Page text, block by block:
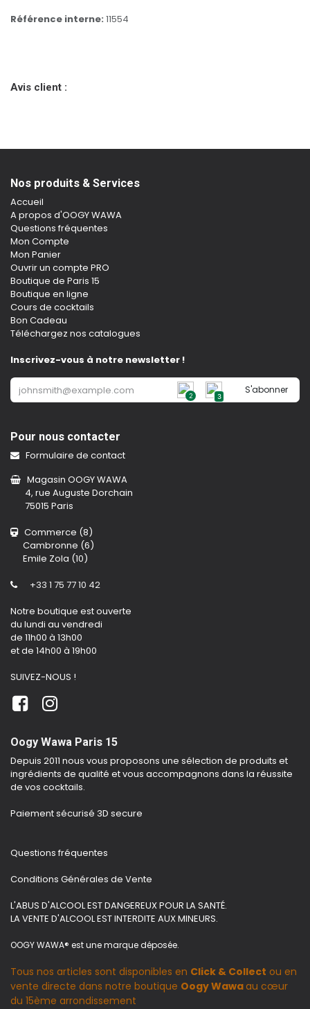
Référence interne: 11554
Avis client :
Nos produits & Services
Accueil
A propos d'OOGY WAWA
Questions fréquentes
Mon Compte
Mon Panier
Ouvrir un compte PRO
Boutique de Paris 15
Boutique en ligne
Cours de cocktails
Bon Cadeau
Téléchargez nos catalogues
Inscrivez-vous à notre newsletter !
2 3
S'abonner
Pour nous contacter
Formulaire de contact
Magasin OOGY WAWA
4, rue Auguste Dorchain
75015 Paris
Commerce (8)
Cambronne (6)
Emile Zola (10)
+33 1 75 77 10 42
Notre boutique est ouverte
du lundi au vendredi
de 11h00 à 13h00
et de 14h00 à 19h00
SUIVEZ-NOUS !
Oogy Wawa Paris 15
Depuis 2011 nous vous proposons une sélection de produits et
ingrédients de qualité et vous accompagnons dans la réussite
de vos cocktails.
Paiement sécurisé 3D secure
Questions fréquentes
Conditions Générales de Vente
L'ABUS D'ALCOOL EST DANGEREUX POUR LA SANTÉ.
LA VENTE D'ALCOOL EST INTERDITE AUX MINEURS.
OOGY WAWA® est une marque déposée.
Tous nos articles sont disponibles en Click & Collect ou en
vente directe dans notre boutique Oogy Wawaau cœur
du 15ème arrondissement